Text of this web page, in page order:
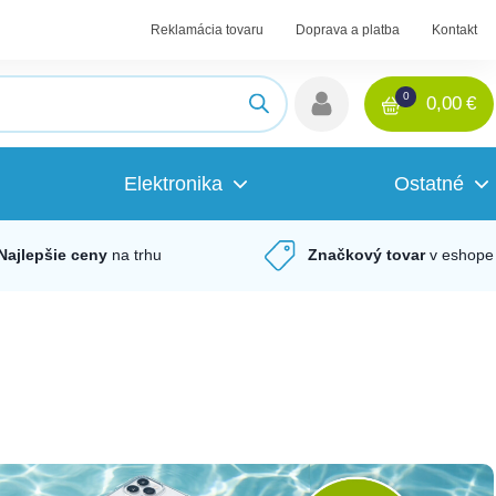
Reklamácia tovaru Doprava a platba Kontakt
0 0,00 €
Elektronika Ostatné
ceny na trhu Značkový tovar v eshope